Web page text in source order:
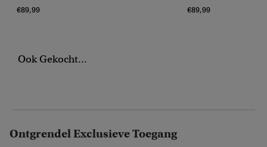
€89,99 €89,99
Ook Gekocht...
Ontgrendel Exclusieve Toegang